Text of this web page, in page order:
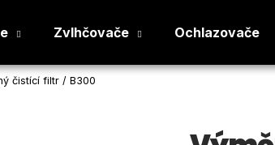
Zvlhčovače Ochlazovače
čistící filtr / B300
Co potřebujete najít?